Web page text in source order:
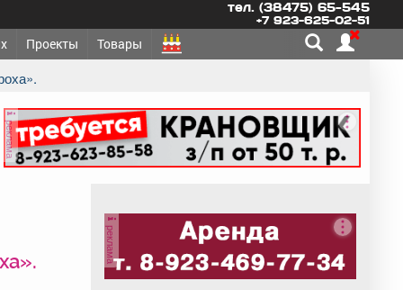
тел. (38475) 65-545
+7 923-625-02-51
Проекты Товары
реклама
реклама